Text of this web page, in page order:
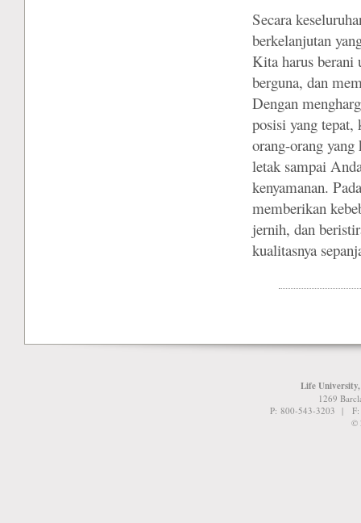
Secara
berkelanjutan
Kita harus berani
berguna, dan
Dengan
posisi yang tepat,
orang-orang
letak sampai
kenyamanan.
memberikan
jernih, dan
kualitasnya
Life
1269
P: 800-543-3203 |
©